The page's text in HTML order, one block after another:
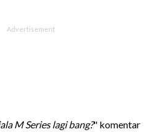
M Series lagi bang?" komentar